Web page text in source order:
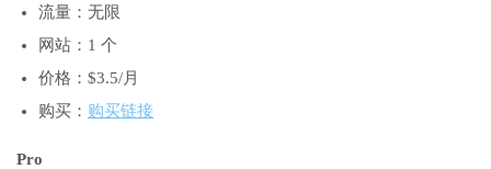
流量：无限
网站：1 个
价格：$3.5/月
购买： 购买链接
Pro